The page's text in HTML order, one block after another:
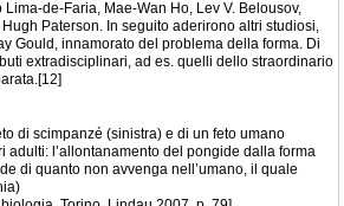
de-Faria, Mae-Wan Ho, Lev V. Belousov,
Paterson. In seguito aderirono altri studiosi,
Gould, innamorato del problema della forma. Di
extradisciplinari, ad es. quelli dello straordinario
di scimpanzé (sinistra) e di un feto umano
adulti: l’allontanamento del pongide dalla forma
di quanto non avvenga nell’umano, il quale